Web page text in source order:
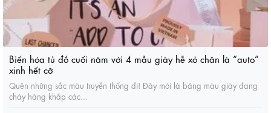
Biến hóa tủ đồ cuối năm với 4 mẫu giày hễ xỏ chân là “auto”
xinh hết cỡ
Quên những sắc màu truyền thống đi! Đây mới là bảng màu giày đang
cháy hàng khắp các...